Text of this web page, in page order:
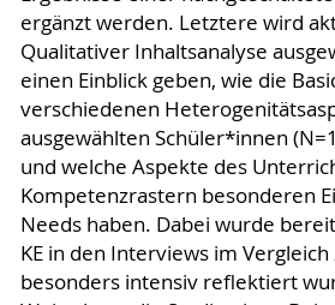
ergänzt werden. Letztere wird
Qualitativer Inhaltsanalyse
einen Einblick geben, wie die
verschiedenen
ausgewählten Schüler*innen
und welche Aspekte des
Kompetenzrastern besonderen
Needs haben. Dabei wurde
KE in den Interviews im Vergleich
besonders intensiv reflektiert